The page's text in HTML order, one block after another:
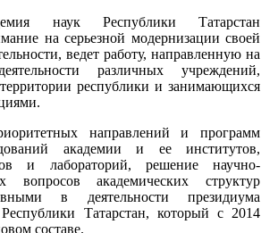
наук Республики Татарстан
на серьезной модернизации своей
ведет работу, направленную на
различных учреждений,
республики и занимающихся
направлений и программ
академии и ее институтов,
и лабораторий, решение научно-
вопросов академических структур
в деятельности президиума
Татарстан, который с 2014
составе.